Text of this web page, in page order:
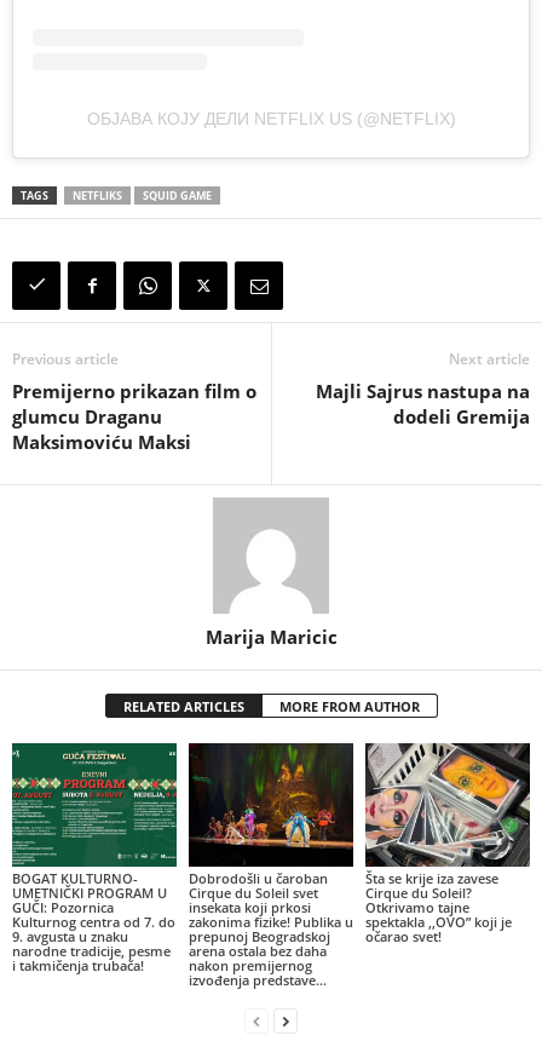
ОБЈАВА КОЈУ ДЕЛИ NETFLIX US (@NETFLIX)
TAGS NETFLIKS SQUID GAME
Previous article
Premijerno prikazan film o
glumcu Draganu
Maksimoviću Maksi
Next article
Majli Sajrus nastupa na
dodeli Gremija
Marija Maricic
RELATED ARTICLES MORE FROM AUTHOR
BOGAT KULTURNO-
UMETNIČKI PROGRAM U
GUČI: Pozornica
Kulturnog centra od 7. do
9. avgusta u znaku
narodne tradicije, pesme
i takmičenja trubača!
Dobrodošli u čaroban
Cirque du Soleil svet
insekata koji prkosi
zakonima fizike! Publika u
prepunoj Beogradskoj
arena ostala bez daha
nakon premijernog
izvođenja predstave...
Šta se krije iza zavese
Cirque du Soleil?
Otkrivamo tajne
spektakla ,,OVO” koji je
očarao svet!